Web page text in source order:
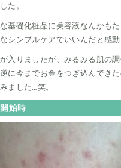
た。
基礎化粧品に美容液なんかも
シンプルケアでいいんだと感動
入りましたが、みるみる肌の
に今までお金をつぎ込んでき
ました…笑。
始時